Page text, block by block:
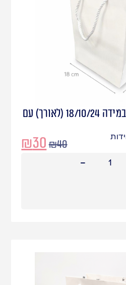
שקיות קרטון לבנות במידה 18/10/24 (לאורך) עם
₪40
₪30